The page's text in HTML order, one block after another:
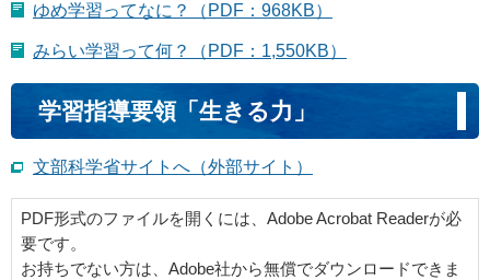
ゆめ学習ってなに？（PDF：968KB）
みらい学習って何？（PDF：1,550KB）
学習指導要領「生きる力」
文部科学省サイトへ（外部サイト）
PDF形式のファイルを開くには、Adobe Acrobat Readerが必
要です。
お持ちでない方は、Adobe社から無償でダウンロードできま